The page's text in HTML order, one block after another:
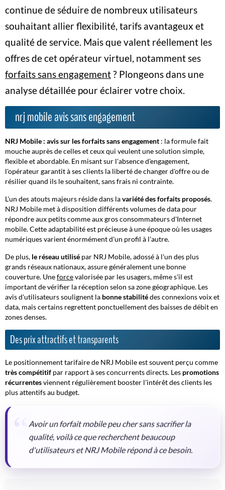
continue de séduire de nombreux utilisateurs
souhaitant allier flexibilité, tarifs avantageux et
qualité de service. Mais que valent réellement les
offres de cet opérateur virtuel, notamment ses
forfaits sans engagement? Plongeons dans une
analyse détaillée pour éclairer votre choix.
nrj mobile avis sans engagement
NRJ Mobile : avis sur les forfaits sans engagement : la formule fait
mouche auprès de celles et ceux qui veulent une solution simple,
flexible et abordable. En misant sur l'absence d'engagement,
l'opérateur garantit à ses clients la liberté de changer d'offre ou de
résilier quand ils le souhaitent, sans frais ni contrainte.
L'un des atouts majeurs réside dans lavariété des forfaits proposés.
NRJ Mobile met à disposition différents volumes de data pour
répondre aux petits comme aux gros consommateurs d'Internet
mobile.Cette adaptabilitéest précieuse à une époque où les usages
numériques varient énormément d'un profil à l'autre.
De plus, le réseau utilisé par NRJ Mobile, adossé à l'un des plus
grands réseaux nationaux, assure généralement une bonne
couverture. Uneforcevalorisée par les usagers, même s'il est
important de vérifier la réception selon sa zone géographique. Les
avis d'utilisateurs soulignent la bonne stabilitédes connexions voix et
data, mais certains regrettent ponctuellement des baisses de débit en
zones denses.
Des prix attractifs et transparents
Le positionnement tarifaire de NRJ Mobile est souvent perçu comme
très compétitif par rapport à ses concurrents directs. Les promotions
récurrentesviennent régulièrement booster l'intérêt des clients les
plus attentifs au budget.
Avoir un forfait mobile peu cher sans sacrifier la
qualité, voilà ce que recherchent beaucoup
d'utilisateurs et NRJ Mobile répond à ce besoin.